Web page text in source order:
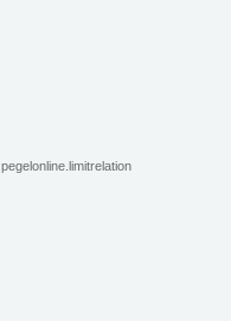
pegelonline.limitrelation